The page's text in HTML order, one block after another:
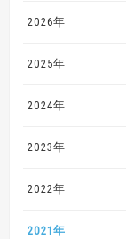
2026年
2025年
2024年
2023年
2022年
2021年